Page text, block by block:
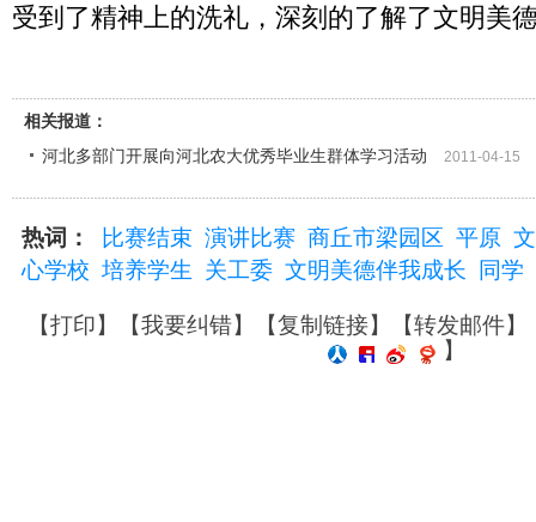
受到了精神上的洗礼，深刻的了解了文明美
相关报道：
河北多部门开展向河北农大优秀毕业生群体学习活动
2011-04-15
热词： 比赛结束 演讲比赛 商丘市梁园区 平原
心学校 培养学生 关工委 文明美德伴我成长 同学
【打印】【我要纠错】【复制链接】【转发邮件】
】